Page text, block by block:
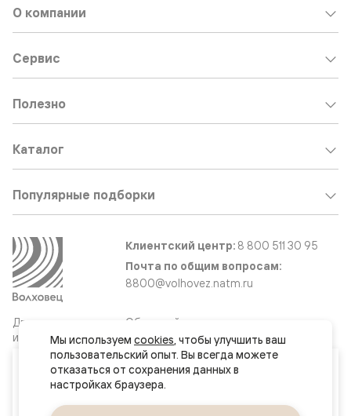
Ваш город
Двери
и интерьерные
решения
О компании
Сервис
Полезно
Каталог
Популярные подборки
Клиентский центр: 8 800 511 30 95
Почта по общим вопросам:
8800@volhovez.natm.ru
Обратный звонок
Сайт не является публичной офертой
Правовая информация
Мы используем cookies, чтобы улучшить ваш
пользовательский опыт. Вы всегда можете
отказаться от сохранения данных в